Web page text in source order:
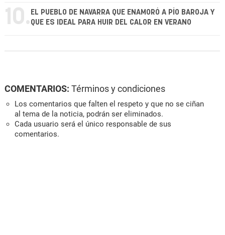
10. EL PUEBLO DE NAVARRA QUE ENAMORÓ A PÍO BAROJA Y
QUE ES IDEAL PARA HUIR DEL CALOR EN VERANO
COMENTARIOS: Términos y condiciones
Los comentarios que falten el respeto y que no se ciñan
al tema de la noticia, podrán ser eliminados.
Cada usuario será el único responsable de sus
comentarios.